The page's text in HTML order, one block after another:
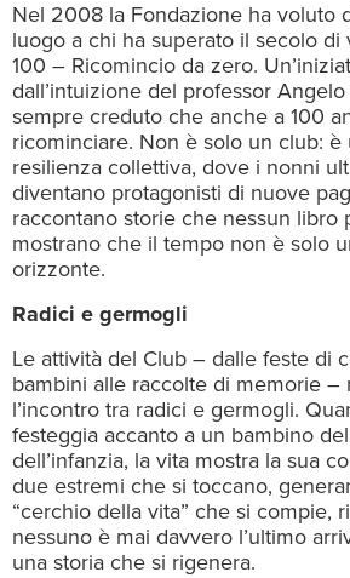
Nel 2008 la Fondazione ha voluto
luogo a chi ha superato il secolo di
100 – Ricomincio da zero.
dall’intuizione del professor
sempre creduto che anche a 100
ricominciare. Non è solo un club: è
resilienza collettiva, dove i nonni
diventano protagonisti di nuove
raccontano storie che nessun libro
mostrano che il tempo non è solo
orizzonte.
Radici e germogli
Le attività del Club – dalle feste di
bambini alle raccolte di memorie –
l’incontro tra radici e germogli.
festeggia accanto a un bambino
dell’infanzia, la vita mostra la sua
due estremi che si toccano,
“cerchio della vita” che si compie,
nessuno è mai davvero l’ultimo
una storia che si rigenera.